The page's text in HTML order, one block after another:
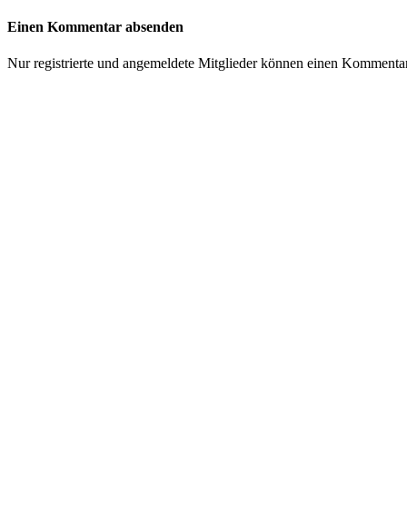
Einen Kommentar absenden
Nur registrierte und angemeldete Mitglieder können einen